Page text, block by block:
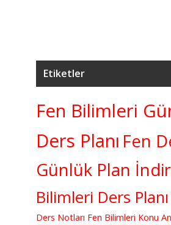
Etiketler
Fen Bilimleri
Ders Planı Fen
Günlük Plan İndir
Bilimleri Ders Planı
Ders Notları Fen Bilimleri Konu